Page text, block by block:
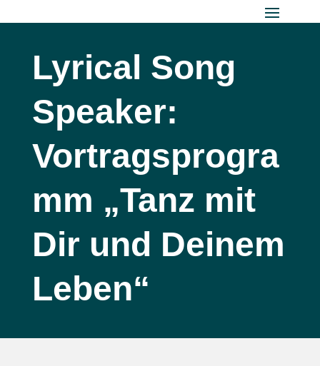
Lyrical Song
Speaker:
Vortragsprogra
mm „Tanz mit
Dir und Deinem
Leben“